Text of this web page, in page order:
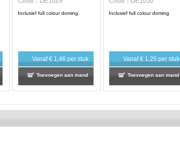
Inclusief full colour doming.
Vanaf€ 1,46 per stuk
Toevoegen aan mand
Inclusief full colour doming.
Vanaf€ 1,25 per stuk
Toevoegen aan mand